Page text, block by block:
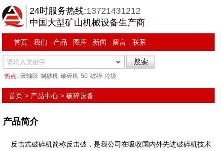
24时服务热线:13721431212
中国大型矿山机械设备生产商
首页 我们 产品 图库 新闻 留言 联系
热点: 滚轴筛 制砂机 破碎机 50 破碎 垃圾
首页 > 产品中心 >破碎设备
产品简介
反击式破碎机简称反击破，是我公司在吸收国内外先进破碎机技术